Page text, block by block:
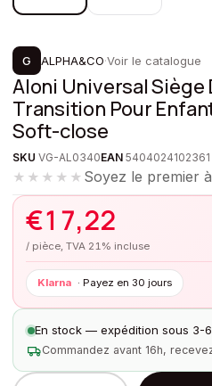
G ALPHA&CO·Voir le catalogue
Aloni Universal Siège
Transition Pour
Soft-close
SKU VG-AL0340EAN 5404024102361
★★★★★ Soyez le premier
€17,22
/ pièce, TVA 21% incluse
Klarna · Payez en 30 jours
En stock — expédition sous 3-
Commandez avant 16h,